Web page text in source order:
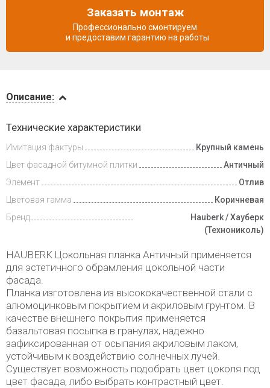
и оплата
Описание:
Технические характеристики
Имитация фактуры
Крупный камень
Цвет фасадной битумной плитки
Античный
Элемент
Отлив
Цветовая гамма
Коричневая
Бренд
Hauberk / Хауберк
(Технониколь)
HAUBERK Цокольная планка Античный применяется
для эстетичного обрамления цокольной части
фасада.
Планка изготовлена из высококачественной стали с
алюмоцинковым покрытием и акриловым грунтом. В
качестве внешнего покрытия применяется
базальтовая посыпка в гранулах, надежно
зафиксированная от осыпания акриловым лаком,
устойчивым к воздействию солнечных лучей.
Существует возможность подобрать цвет цоколя под
цвет фасада, либо выбрать контрастный цвет.
Заказать монтаж
Профессионально смонтируем
и предоставим гарантию на работы